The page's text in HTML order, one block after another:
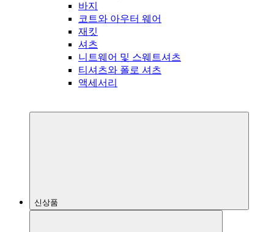
바지
코트와 아우터 웨어
재킷
셔츠
니트웨어 및 스웨트셔츠
티셔츠와 폴로 셔츠
액세서리
신상품